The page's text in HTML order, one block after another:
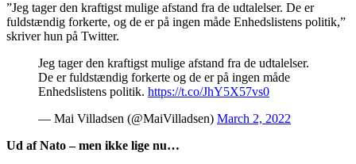
”Jeg tager den kraftigst mulige afstand fra de udtalelser. De er
fuldstændig forkerte, og de er på ingen måde Enhedslistens politik,”
skriver hun på Twitter.
Jeg tager den kraftigst mulige afstand fra de udtalelser.
De er fuldstændig forkerte og de er på ingen måde
Enhedslistens politik. https://t.co/JhY5X57vs0
— Mai Villadsen (@MaiVilladsen) March 2, 2022
Ud af Nato – men ikke lige nu…